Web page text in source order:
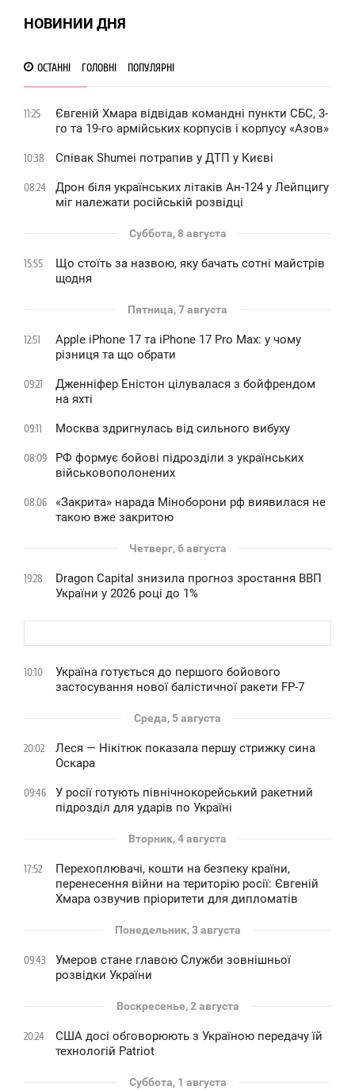
НОВИНИИ ДНЯ
ОСТАННІ ГОЛОВНІ ПОПУЛЯРНІ
11:25
Євгеній Хмара відвідав командні пункти СБС, 3-
го та 19-го армійських корпусів і корпусу «Азов»
10:38 Співак Shumei потрапив у ДТП у Києві
08:24
Дрон біля українських літаків Ан-124 у Лейпцигу
міг належати російській розвідці
Суббота, 8 августа
15:55
Що стоїть за назвою, яку бачать сотні майстрів
щодня
Пятница, 7 августа
12:51
Apple iPhone 17 та iPhone 17 Pro Max: у чому
різниця та що обрати
09:21
Дженніфер Еністон цілувалася з бойфрендом
на яхті
09:11 Москва здригнулась від сильного вибуху
08:09
РФ формує бойові підрозділи з українських
військовополонених
08:06
«Закрита» нарада Міноборони рф виявилася не
такою вже закритою
Четверг, 6 августа
19:28
Dragon Capital знизила прогноз зростання ВВП
України у 2026 році до 1%
10:10
Україна готується до першого бойового
застосування нової балістичної ракети FP-7
Среда, 5 августа
20:02
Леся — Нікітюк показала першу стрижку сина
Оскара
09:46
У росії готують північнокорейський ракетний
підрозділ для ударів по Україні
Вторник, 4 августа
17:52
Перехоплювачі, кошти на безпеку країни,
перенесення війни на територію росії: Євгеній
Хмара озвучив пріоритети для дипломатів
Понедельник, 3 августа
09:43
Умеров стане главою Служби зовнішньої
розвідки України
Воскресенье, 2 августа
20:24
США досі обговорюють з Україною передачу їй
технологій Patriot
Суббота, 1 августа